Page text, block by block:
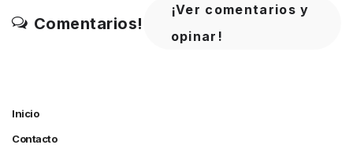
Comentarios!
¡Ver comentarios y
opinar!
Inicio
Contacto